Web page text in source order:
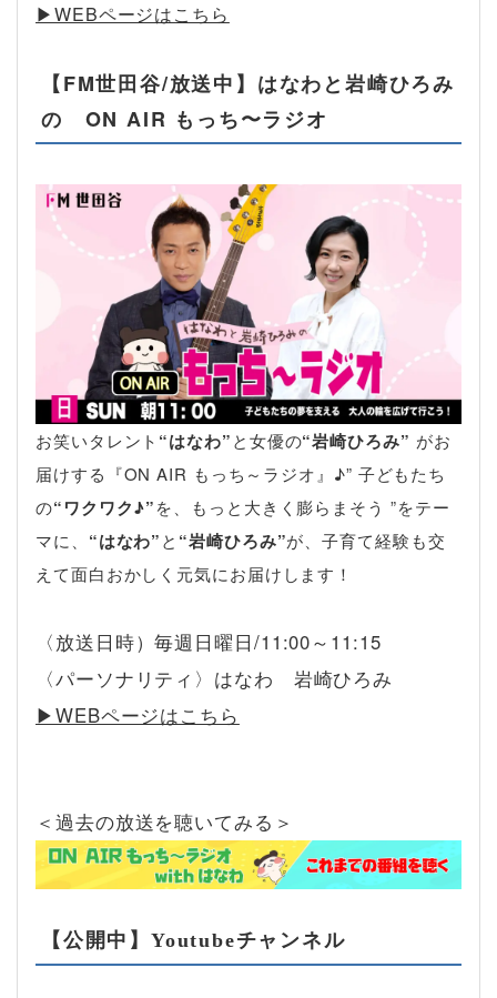
▶︎WEBページはこちら
【FM世田谷/放送中】はなわと岩崎ひろみ
の ON AIR もっち〜ラジオ
お笑いタレント “はなわ”と女優の“岩崎ひろみ” がお
届けする『ON AIR もっち～ラジオ』♪” 子どもたち
の“ワクワク♪”を、もっと大きく膨らまそう ”をテー
マに、 “はなわ”と “岩崎ひろみ”が、子育て経験も交
えて面白おかしく元気にお届けします！
〈放送日時）毎週日曜日/11:00～11:15
〈パーソナリティ〉はなわ 岩崎ひろみ
▶︎WEBページはこちら
＜過去の放送を聴いてみる＞
【公開中】Youtubeチャンネル